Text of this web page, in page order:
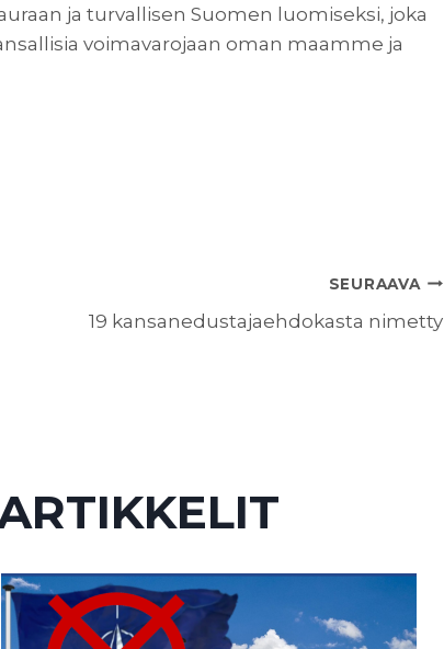
ja turvallisen Suomen luomiseksi, joka
voimavarojaan oman maamme ja
SEURAAVA
19 kansanedustajaehdokasta nimetty